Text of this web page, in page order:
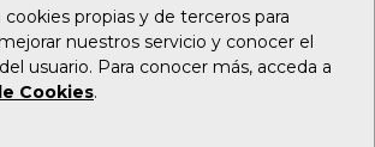
propias y de terceros para
nuestros servicio y conocer el
usuario. Para conocer más, acceda a
Cookies.